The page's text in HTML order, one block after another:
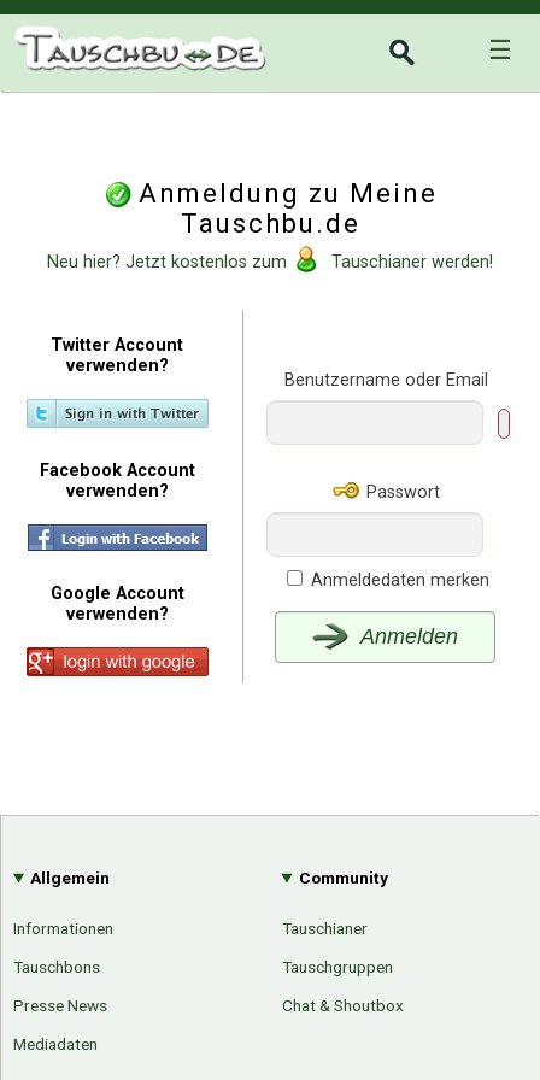
☰
Anmeldung zu Meine
Tauschbu.de
Neu hier? Jetzt kostenlos zum Tauschianer werden!
Twitter Account
verwenden?
Benutzername oder Email
Passwort
Anmeldedaten merken
Anmelden
Facebook Account
verwenden?
Google Account
verwenden?
Allgemein
Informationen
Tauschbons
Presse News
Mediadaten
Community
Tauschianer
Tauschgruppen
Chat & Shoutbox